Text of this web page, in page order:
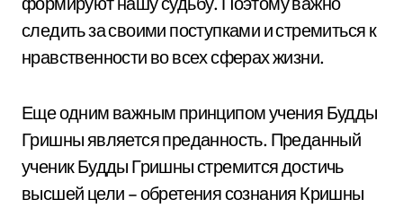
следить за своими поступками и стремиться к
нравственности во всех сферах жизни.
Еще одним важным принципом учения Будды
Гришны является преданность. Преданный
ученик Будды Гришны стремится достичь
высшей цели – обретения сознания Кришны